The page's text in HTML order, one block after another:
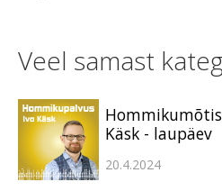
Veel samast
Käsk - laupäev
20.4.2024